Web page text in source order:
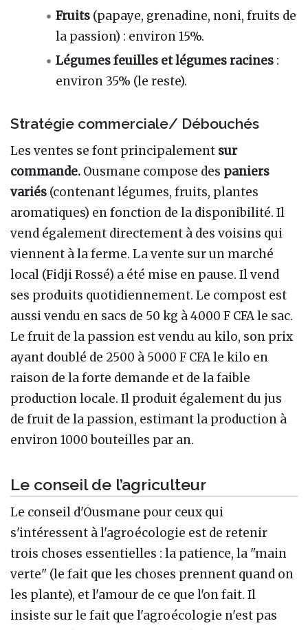
Fruits (papaye, grenadine, noni, fruits de
la passion) : environ 15%.
Légumes feuilles et légumes racines :
environ 35% (le reste).
Stratégie commerciale/ Débouchés
Les ventes se font principalement sur
commande. Ousmane compose des paniers
variés (contenant légumes, fruits, plantes
aromatiques) en fonction de la disponibilité. Il
vend également directement à des voisins qui
viennent à la ferme. La vente sur un marché
local (Fidji Rossé) a été mise en pause. Il vend
ses produits quotidiennement. Le compost est
aussi vendu en sacs de 50 kg à 4000 F CFA le sac.
Le fruit de la passion est vendu au kilo, son prix
ayant doublé de 2500 à 5000 F CFA le kilo en
raison de la forte demande et de la faible
production locale. Il produit également du jus
de fruit de la passion, estimant la production à
environ 1000 bouteilles par an.
Le conseil de l’agriculteur
Le conseil d'Ousmane pour ceux qui
s'intéressent à l'agroécologie est de retenir
trois choses essentielles : la patience, la "main
verte" (le fait que les choses prennent quand on
les plante), et l'amour de ce que l'on fait. Il
insiste sur le fait que l'agroécologie n'est pas